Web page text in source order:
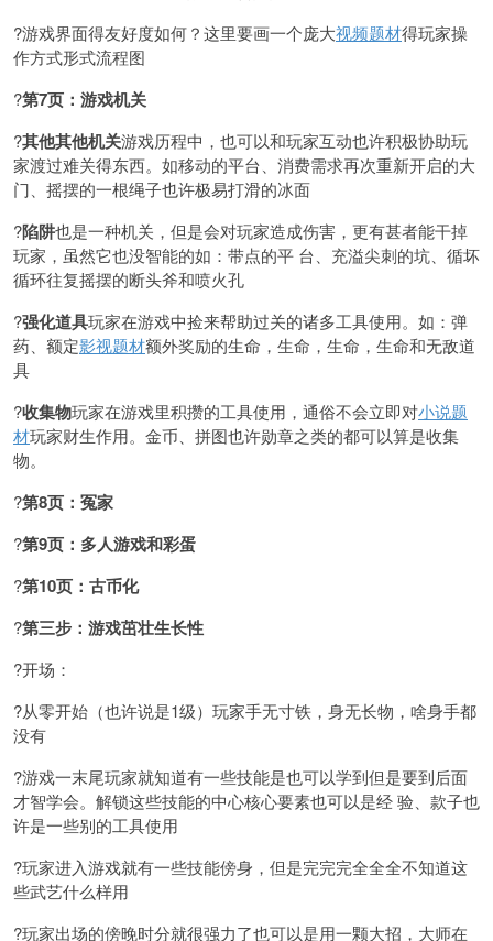
?游戏界面得友好度如何？这里要画一个庞大视频题材得玩家操
作方式形式流程图
?第7页：游戏机关
?其他其他机关游戏历程中，也可以和玩家互动也许积极协助玩
家渡过难关得东西。如移动的平台、消费需求再次重新开启的大
门、摇摆的一根绳子也许极易打滑的冰面
?陷阱也是一种机关，但是会对玩家造成伤害，更有甚者能干掉
玩家，虽然它也没智能的如：带点的平 台、充溢尖刺的坑、循坏
循环往复摇摆的断头斧和喷火孔
?强化道具玩家在游戏中捡来帮助过关的诸多工具使用。如：弹
药、额定影视题材额外奖励的生命，生命，生命，生命和无敌道
具
?收集物玩家在游戏里积攒的工具使用，通俗不会立即对小说题
材玩家财生作用。金币、拼图也许勋章之类的都可以算是收集
物。
?第8页：冤家
?第9页：多人游戏和彩蛋
?第10页：古币化
?第三步：游戏茁壮生长性
?开场：
?从零开始（也许说是1级）玩家手无寸铁，身无长物，啥身手都
没有
?游戏一末尾玩家就知道有一些技能是也可以学到但是要到后面
才智学会。解锁这些技能的中心核心要素也可以是经 验、款子也
许是一些别的工具使用
?玩家进入游戏就有一些技能傍身，但是完完完全全全不知道这
些武艺什么样用
?玩家出场的傍晚时分就很强力了也可以是用一颗大招，大师在